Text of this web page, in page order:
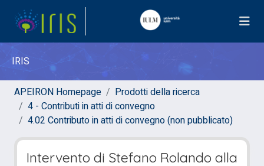
IRIS
APEIRON Homepage
Prodotti della ricerca
4 - Contributi in atti di convegno
4.02 Contributo in atti di convegno (non pubblicato)
Intervento di Stefano Rolando alla